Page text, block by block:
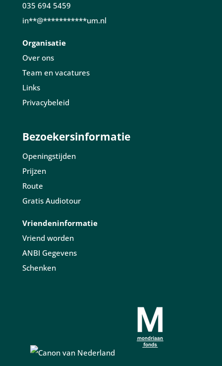
035 694 5459
in**@***********um.nl
Organisatie
Over ons
Team en vacatures
Links
Privacybeleid
Bezoekersinformatie
Openingstijden
Prijzen
Route
Gratis Audiotour
Vriendeninformatie
Vriend worden
ANBI Gegevens
Schenken